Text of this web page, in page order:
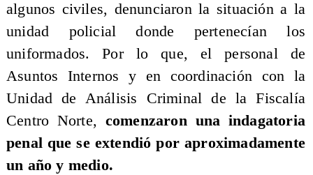
algunos civiles, denunciaron la situación a la
unidad policial donde pertenecían los
uniformados. Por lo que, el personal de
Asuntos Internos y en coordinación con la
Unidad de Análisis Criminal de la Fiscalía
Centro Norte, comenzaron una indagatoria
penal que se extendió por aproximadamente
un año y medio.